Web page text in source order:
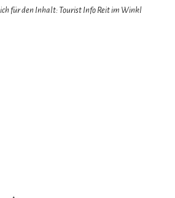
für den Inhalt: Tourist Info Reit im Winkl